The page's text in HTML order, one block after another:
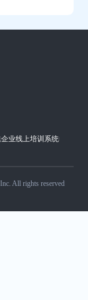
企业线上培训系统
All rights reserved